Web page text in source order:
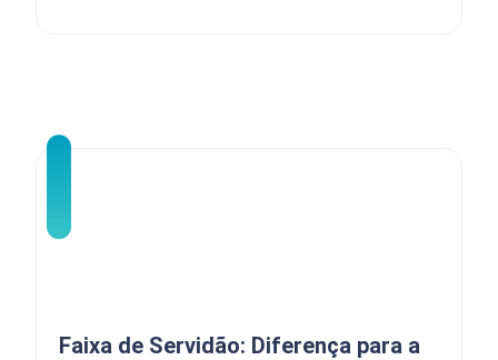
Faixa de Servidão: Diferença para a